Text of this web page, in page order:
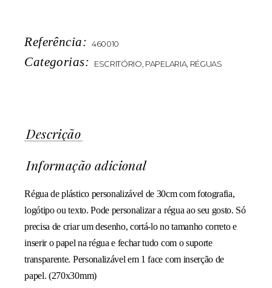
Referência: 460010
Categorias: ESCRITÓRIO, PAPELARIA, RÉGUAS
Descrição
Informação adicional
Régua de plástico personalizável de 30cm com fotografia,
logótipo ou texto. Pode personalizar a régua ao seu gosto. Só
precisa de criar um desenho, cortá-lo no tamanho correto e
inserir o papel na régua e fechar tudo com o suporte
transparente. Personalizável em 1 face com inserção de
papel. (270x30mm)